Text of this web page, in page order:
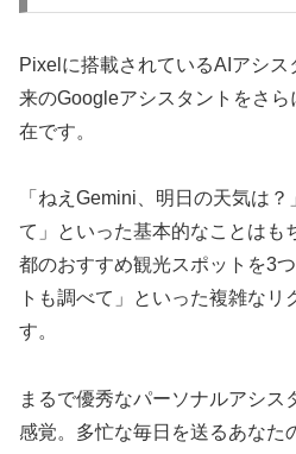
Pixelに搭載されているAIアシ
来のGoogleアシスタントをさ
在です。
「ねえGemini、明日の天気は
て」といった基本的なことはも
都のおすすめ観光スポットを3
トも調べて」といった複雑なリ
す。
まるで優秀なパーソナルアシス
感覚。多忙な毎日を送るあなた